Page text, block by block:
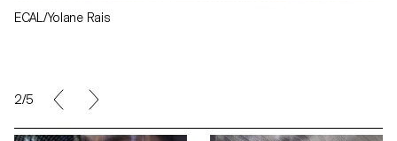
ECAL/Yolane Rais
2/5